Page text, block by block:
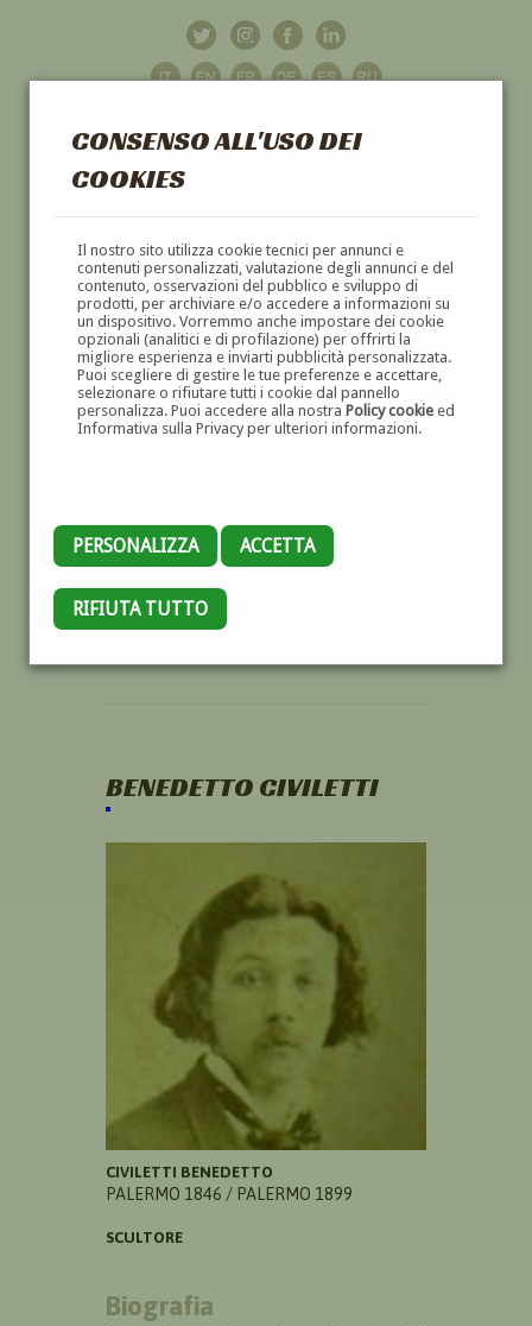
CONSENSO ALL'USO DEI
COOKIES
Il nostro sito utilizza cookie tecnici per annunci e
contenuti personalizzati, valutazione degli annunci e del
contenuto, osservazioni del pubblico e sviluppo di
prodotti, per archiviare e/o accedere a informazioni su
un dispositivo. Vorremmo anche impostare dei cookie
opzionali (analitici e di profilazione) per offrirti la
migliore esperienza e inviarti pubblicità personalizzata.
Puoi scegliere di gestire le tue preferenze e accettare,
selezionare o rifiutare tutti i cookie dal pannello
personalizza. Puoi accedere alla nostra Policy cookieed
Informativa sulla Privacy per ulteriori informazioni.
PERSONALIZZA ACCETTA
RIFIUTA TUTTO
GALLERIAD'ARTE
DIPINTI E SCULTURE '800 E '900
BENEDETTO CIVILETTI
CIVILETTI BENEDETTO
PALERMO 1846 / PALERMO 1899
SCULTORE
Biografia